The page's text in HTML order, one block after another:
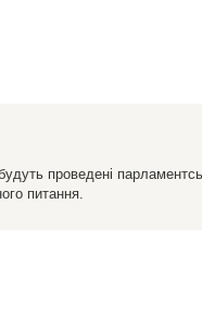
проведені
питання.